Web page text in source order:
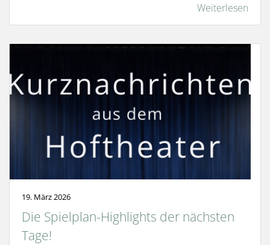
Weiterlesen
19. März 2026
Die Spielplan-Highlights der nächsten
Tage!